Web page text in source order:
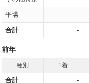
平場 -
合計 -
前年
種別 1着
合計 -